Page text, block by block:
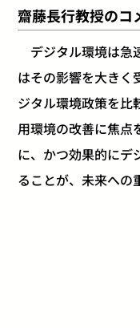
齋藤長行教授のコ
デジタル環境は急
はその影響を大きく
ジタル環境政策を比
用環境の改善に焦点
に、かつ効果的にデ
ることが、未来への